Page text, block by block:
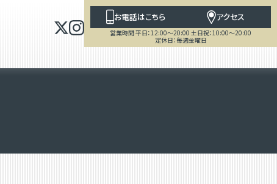
お電話はこちら アクセス
営業時間 平日：12:00～20:00 土日祝：10:00～20:00
定休日：毎週金曜日